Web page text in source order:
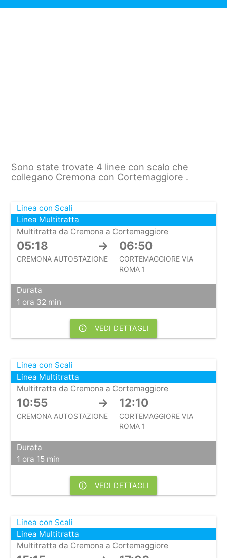
Sono state trovate 4 linee con scalo che
collegano Cremona con Cortemaggiore .
Linea con Scali
Linea Multitratta
Multitratta da Cremona a Cortemaggiore
05:18 → 06:50
CREMONA AUTOSTAZIONE
CORTEMAGGIORE VIA
ROMA 1
Durata
1 ora 32 min
info_outline VEDI DETTAGLI
Linea con Scali
Linea Multitratta
Multitratta da Cremona a Cortemaggiore
10:55 → 12:10
CREMONA AUTOSTAZIONE
CORTEMAGGIORE VIA
ROMA 1
Durata
1 ora 15 min
info_outline VEDI DETTAGLI
Linea con Scali
Linea Multitratta
Multitratta da Cremona a Cortemaggiore